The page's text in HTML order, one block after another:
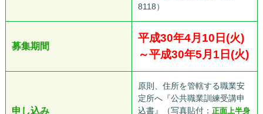
8118）
募集期間
平成30年4月10日(火)
～平成30年5月1日(火)
申し込み
原則、住所を管轄する職業安
定所へ『公共職業訓練受講申
込書』（写真貼付： 正面上半身